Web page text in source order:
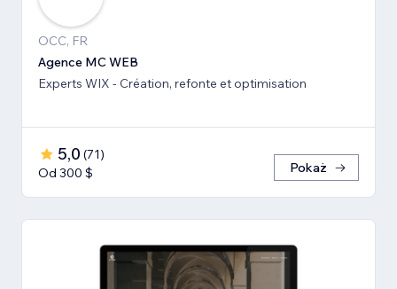
OCC, FR
Agence MC WEB
Experts WIX - Création, refonte et optimisation
5,0 (71)
Od 300 $
Pokaż